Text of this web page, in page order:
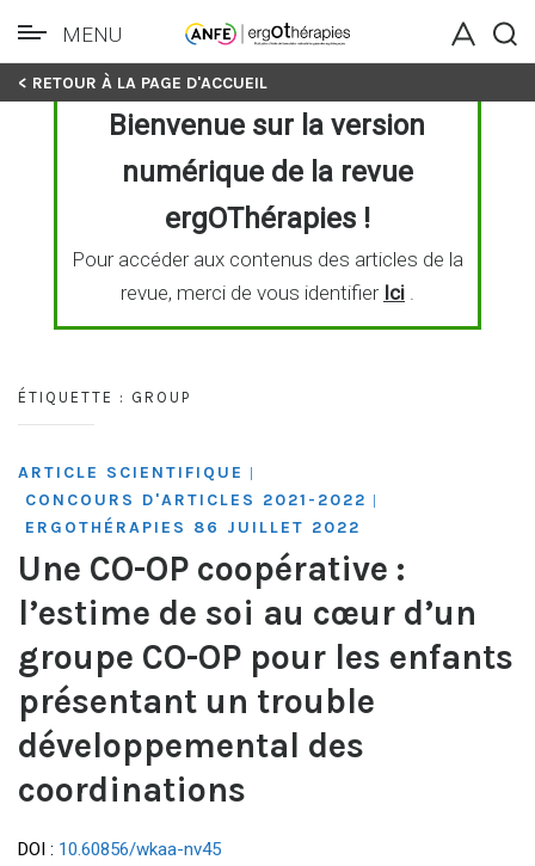
Skip
MENU
< RETOUR À LA PAGE D'ACCUEIL
Bienvenue sur la version
numérique de la revue
ergOThérapies !
Pour accéder aux contenus des articles de la
revue, merci de vous identifier Ici.
ÉTIQUETTE : GROUP
ARTICLE SCIENTIFIQUE |
CONCOURS D'ARTICLES 2021-2022 |
ERGOTHÉRAPIES 86 JUILLET 2022
Une CO-OP coopérative :
l’estime de soi au cœur d’un
groupe CO-OP pour les enfants
présentant un trouble
développemental des
coordinations
DOI : 10.60856/wkaa-nv45